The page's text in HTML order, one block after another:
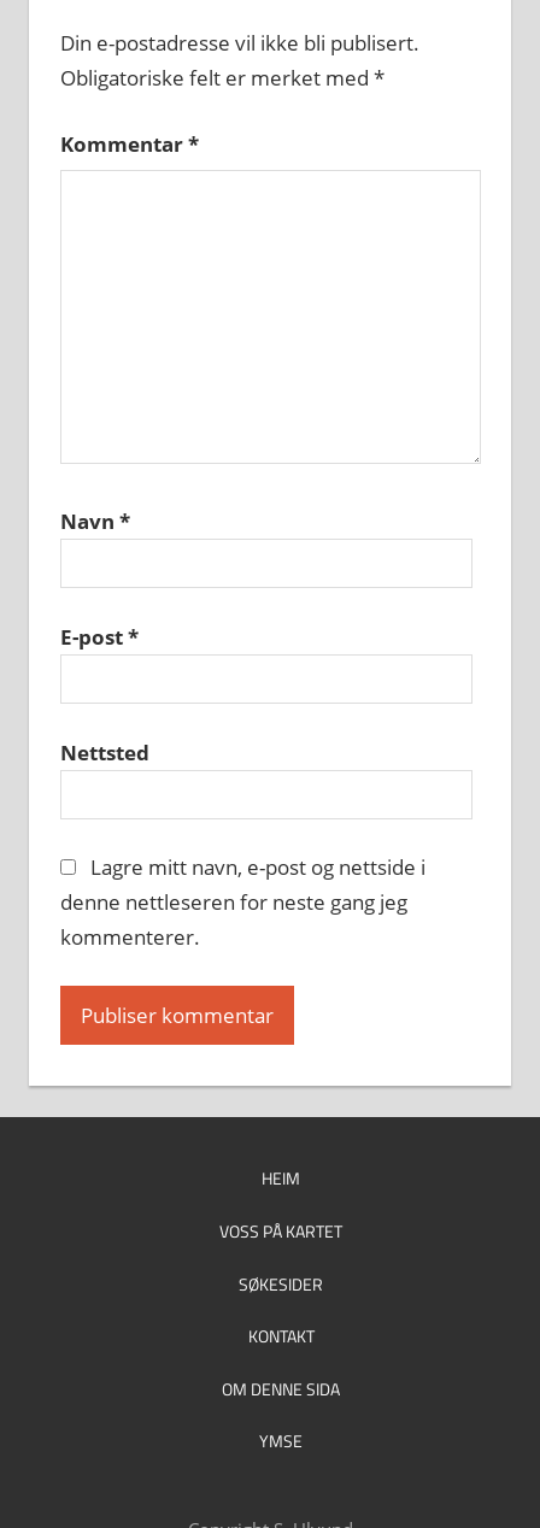
Din e-postadresse vil ikke bli publisert.
Obligatoriske felt er merket med *
Kommentar*
Navn *
E-post*
Nettsted
Lagre mitt navn, e-post og nettside i
denne nettleseren for neste gang jeg
kommenterer.
HEIM
VOSS PÅ KARTET
SØKESIDER
KONTAKT
OM DENNE SIDA
YMSE